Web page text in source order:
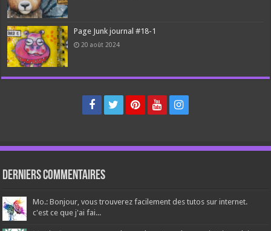
Page Junk journal #18-1
20 août 2024
Derniers Commentaires
Mo.: Bonjour, vous trouverez facilement des tutos sur internet.
c'est ce que j'ai fai...